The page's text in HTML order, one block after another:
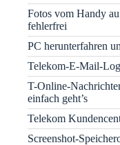
Fotos vom Handy
fehlerfrei
PC herunterfahren
Telekom-E-Mail-
T-Online-
einfach geht’s
Telekom
Screenshot-